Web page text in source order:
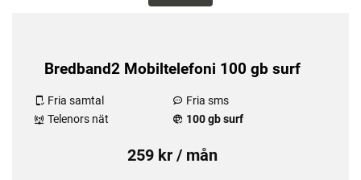
Bredband2 Mobiltelefoni 100 gb surf
Fria samtal
Fria sms
Telenors nät
100 gb surf
259 kr / mån